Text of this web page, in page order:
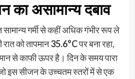
का असामान्य दबाव
सामान्य गर्मी से कहीं अधिक गंभीर रूप ले
को तापमान35.6°Cपर बना रहा,
से काफी ऊपर है। दिन के समय पारा
इस सीजन के उच्चतम स्तरों में से एक